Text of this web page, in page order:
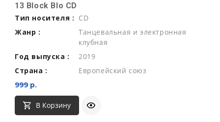
13 Block Blo CD
Тип носителя : CD
Жанр :
Танцевальная и электронная
клубная
Год выпуска :
2019
Страна :
Европейский союз
999 р.
В Корзину